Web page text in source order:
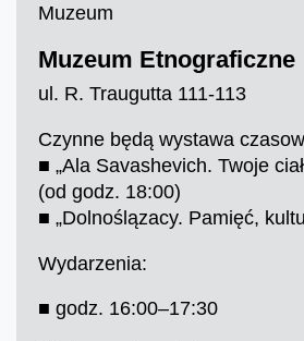
Muzeum
Muzeum Etnograficzne
ul. R. Traugutta 111-113
Czynne będą wystawa
■ „Ala Savashevich. Twoje
(od godz. 18:00)
■ „Dolnoślązacy. Pamięć,
Wydarzenia:
■ godz. 16:00–17:30